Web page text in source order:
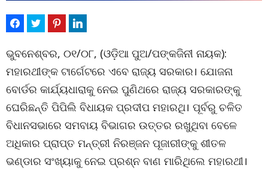
ଭୁବନେଶ୍ବର, ୦୧/୦୮, (ଓଡ଼ିଆ ପୁଅ/ପଙ୍କଜିନୀ ନାୟକ):
ମହାରଥୀଙ୍କ ଟାର୍ଗେଟରେ ଏବେ ରାଜ୍ୟ ସରକାର। ଯୋଜନା
ବୋର୍ଡର କାର୍ଯ୍ୟଧାରାକୁ ନେଇ ପୁଣିଥରେ ରାଜ୍ୟ ସରକାରଙ୍କୁ
ଘେରିଛନ୍ତି ପିପିଲି ବିଧାୟକ ପ୍ରଦୀପ ମହାରଥି। ପୂର୍ବରୁ ଚଳିତ
ବିଧାନସଭାରେ ସମବାୟ ବିଭାଗର ଉତ୍ତର ରଖୁଥିବା ବେଳେ
ଅଧିକାର ପ୍ରାପ୍ତ ମନ୍ତ୍ରୀ ନିରଞ୍ଜନ ପୂଜାରୀଙ୍କୁ ଶୀତଳ
ଭଣ୍ଡାର ସଂଖ୍ୟାକୁ ନେଇ ପ୍ରଶ୍ନ ବାଣ ମାରିଥିଲେ ମହାରଥୀ।